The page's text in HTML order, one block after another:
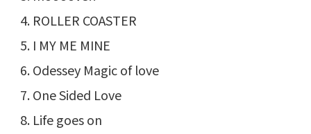
ROLLER COASTER
I MY ME MINE
Odessey Magic of love
One Sided Love
Life goes on